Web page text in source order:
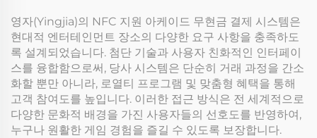
영자(Yingjia)의 NFC 지원 아케이드 무현금 결제 시스템은
현대적 엔터테인먼트 장소의 다양한 요구 사항을 충족하도
록 설계되었습니다. 첨단 기술과 사용자 친화적인 인터페이
스를 융합함으로써, 당사 시스템은 단순히 거래 과정을 간소
화할 뿐만 아니라, 로열티 프로그램 및 맞춤형 혜택을 통해
고객 참여도를 높입니다. 이러한 접근 방식은 전 세계적으로
다양한 문화적 배경을 가진 사용자들의 선호도를 반영하여,
누구나 원활한 게임 경험을 즐길 수 있도록 보장합니다.